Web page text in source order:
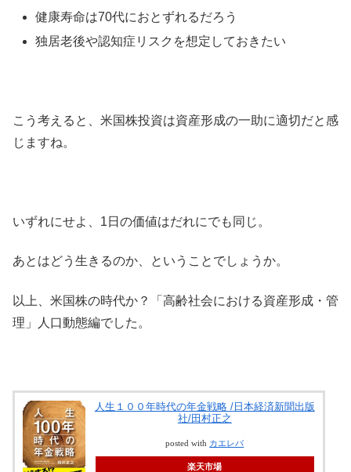
健康寿命は70代におとずれるだろう
独居老後や認知症リスクを想定しておきたい
こう考えると、米国株投資は資産形成の一助に適切だと感
じますね。
いずれにせよ、1日の価値はだれにでも同じ。
あとはどう生きるのか、ということでしょうか。
以上、米国株の時代か？「高齢社会における資産形成・管
理」人口動態編でした。
人生１００年時代の年金戦略 /日本経済新聞出版
社/田村正之
posted with カエレバ
楽天市場